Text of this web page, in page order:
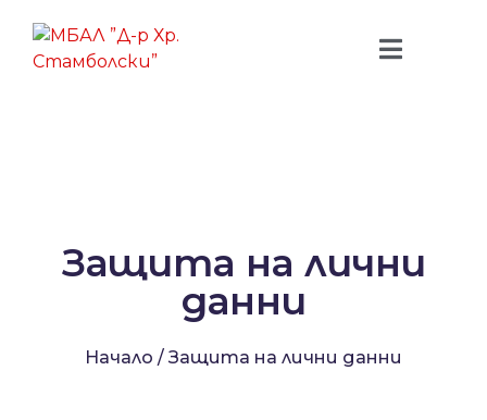
Защита на лични
данни
Начало /Защита на лични данни